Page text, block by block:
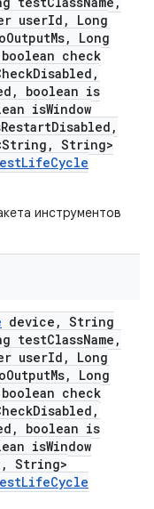
userId ,
Long
OutputMs,
Long
boolean check
Disabled ,
,
boolean is
isWindow
RestartDisabled ,
, String>
LifeCycle
инструментов
device , String
testClassName ,
userId ,
Long
OutputMs,
Long
boolean check
Disabled ,
,
boolean is
isWindow
, String>
LifeCycle